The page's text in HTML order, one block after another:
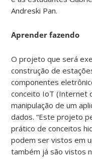
Andreski Pan.
Aprender fazendo
O projeto que será
construção de
componentes
conceito IoT (Internet
manipulação de um
dados. “Este projeto
prático de conceitos
podem ser vistos em
também já são vistos